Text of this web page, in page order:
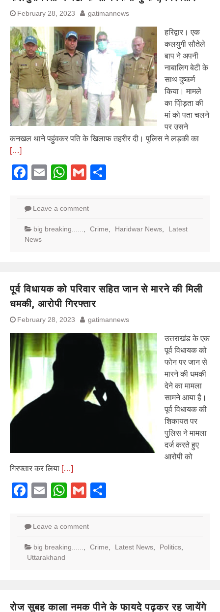
February 28, 2023 gatimannews
हरिद्वार। एक
कलयुगी सौतेले
बाप ने अपनी
नाबालिग बेटी के
साथ दुष्कर्म
किया। मामले
का पी़िड़ता की
मां को पता चलने
पर उसने
कनखल थाने पहुंवकर पति के खिलाफ तहरीर दी। पुलिस ने लड़की का
[…]
Facebook
EmailWhatsApp
Gmail
Leave a comment
big breaking...... Crime Haridwar News
Latest
News
पूर्व विधायक को परिवार सहित जान से मारने की मिली
धमकी, आरोपी गिरफ्तार
February 28, 2023 gatimannews
उत्तराखंड के एक
पूर्व विधायक को
फोन पर जान से
मारने की धमकी
देने का मामला
सामने आया है।
पूर्व विधायक की
शिकायत पर
पुलिस ने मामला
दर्ज करते हुए
आरोपी को
गिरफ्तार कर लिया […]
Facebook
EmailWhatsApp
Gmail
Leave a comment
big breaking...... Crime Latest News Politics
Uttarakhand
रोज सुबह काला नमक पीने के फायदे पढ़कर रह जायेंगे